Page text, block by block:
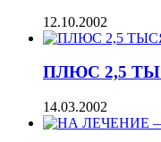
12.10.2002
ПЛЮС 2,5
14.03.2002